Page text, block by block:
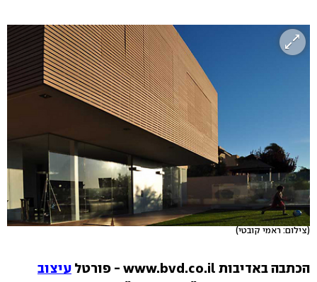
(צילום: ראמי קובטי)
הכתבה באדיבות www.bvd.co.il - פורטל
עיצוב